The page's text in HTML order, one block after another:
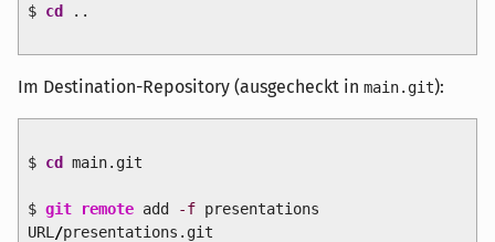
$ cd..
Im Destination-Repository (ausgecheckt in main.git):
$ cd main.git
$ git remoteadd -fpresentations
URL /presentations.git